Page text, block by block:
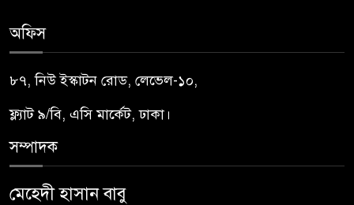
অফিস
৮৭, নিউ ইস্কাটন রোড, লেভেল-১০,
ফ্ল্যাট ৯/বি, এসি মার্কেট, ঢাকা।
সম্পাদক
মেহেদী হাসান বাবু